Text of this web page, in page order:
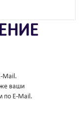
Mail.
ваши
по E-Mail.